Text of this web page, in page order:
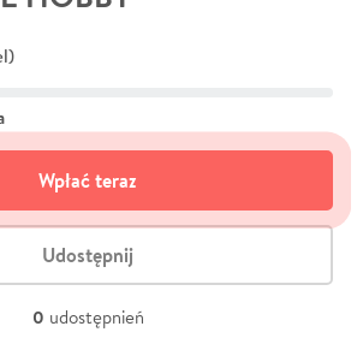
Wpłać teraz
Udostępnij
0 udostępnień